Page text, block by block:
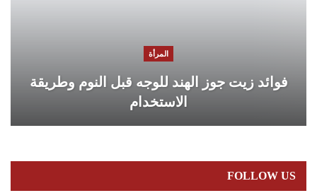
المرأة
فوائد زيت جوز الهند للوجه قبل النوم وطريقة
الاستخدام
FOLLOW US